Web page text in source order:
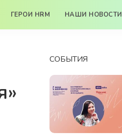
ГЕРОИ HRM НАШИ НОВОСТИ
СОБЫТИЯ